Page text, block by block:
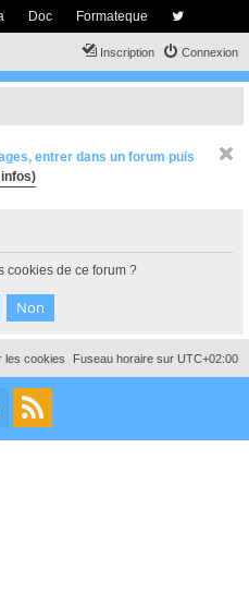
Doc Formateque
Connexion
Inscription
entrer dans un forum puis
cookies de ce forum ?
Fuseau horaire sur UTC+02:00
les cookies